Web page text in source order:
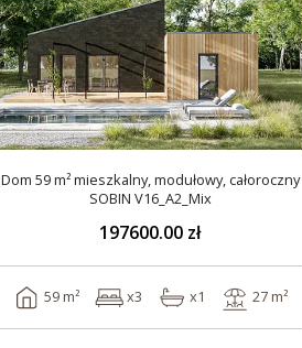
Dom 59 m² mieszkalny, modułowy, całoroczny
SOBIN V16_A2_Mix
197600.00 zł
59 m² x3 x1 27 m²